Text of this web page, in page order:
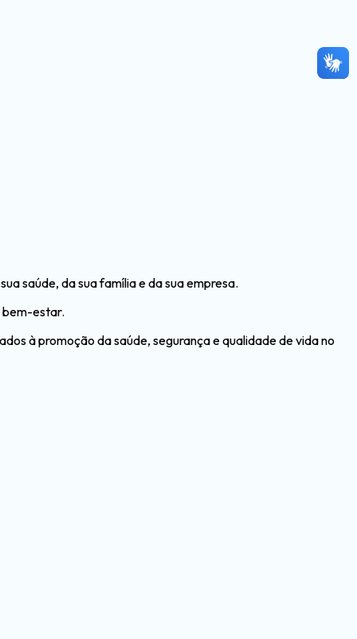
saúde, da sua família e da sua empresa.
bem-estar.
à promoção da saúde, segurança e qualidade de vida no